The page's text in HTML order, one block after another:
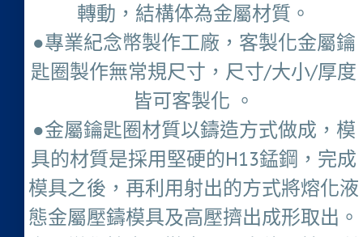
轉動，結構体為金屬材質。
●專業紀念幣製作工廠，客製化金屬鑰
匙圈製作無常規尺寸，尺寸/大小/厚度
皆可客製化 。
●金屬鑰匙圈材質以鑄造方式做成，模
具的材質是採用堅硬的H13錳鋼，完成
模具之後，再利用射出的方式將熔化液
態金屬壓鑄模具及高壓擠出成形取出。